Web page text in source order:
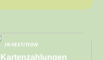
INVESTITION
Kartenzahlungen